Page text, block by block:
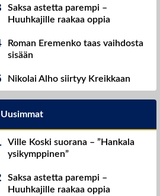
Saksa astetta parempi –
Huuhkajille raakaa oppia
Roman Eremenko taas vaihdosta
sisään
Nikolai Alho siirtyy Kreikkaan
Uusimmat
Ville Koski suorana – ”Hankala
ysikymppinen”
Saksa astetta parempi –
Huuhkajille raakaa oppia